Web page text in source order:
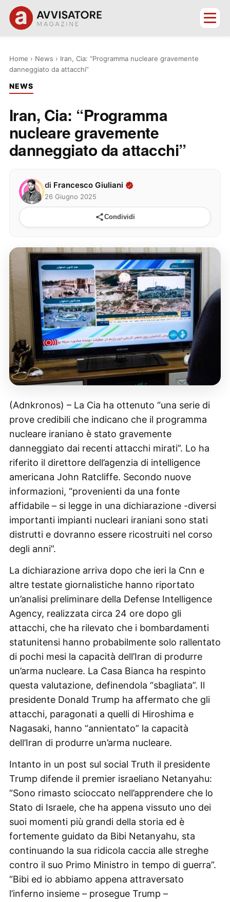
Home › News › Iran, Cia: “Programma nucleare gravemente
danneggiato da attacchi”
NEWS
Iran, Cia: “Programma
nucleare gravemente
danneggiato da attacchi”
di Francesco Giuliani
26 Giugno 2025
Condividi
(Adnkronos) – La Cia ha ottenuto “una serie di
prove credibili che indicano che il programma
nucleare iraniano è stato gravemente
danneggiato dai recenti attacchi mirati”. Lo ha
riferito il direttore dell’agenzia di intelligence
americana John Ratcliffe. Secondo nuove
informazioni, “provenienti da una fonte
affidabile – si legge in una dichiarazione -diversi
importanti impianti nucleari iraniani sono stati
distrutti e dovranno essere ricostruiti nel corso
degli anni”.
La dichiarazione arriva dopo che ieri la Cnn e
altre testate giornalistiche hanno riportato
un’analisi preliminare della Defense Intelligence
Agency, realizzata circa 24 ore dopo gli
attacchi, che ha rilevato che i bombardamenti
statunitensi hanno probabilmente solo rallentato
di pochi mesi la capacità dell’Iran di produrre
un’arma nucleare. La Casa Bianca ha respinto
questa valutazione, definendola “sbagliata”. Il
presidente Donald Trump ha affermato che gli
attacchi, paragonati a quelli di Hiroshima e
Nagasaki, hanno “annientato” la capacità
dell’Iran di produrre un’arma nucleare.
Intanto in un post sul social Truth il presidente
Trump difende il premier israeliano Netanyahu:
“Sono rimasto scioccato nell’apprendere che lo
Stato di Israele, che ha appena vissuto uno dei
suoi momenti più grandi della storia ed è
fortemente guidato da Bibi Netanyahu, sta
continuando la sua ridicola caccia alle streghe
contro il suo Primo Ministro in tempo di guerra”.
“Bibi ed io abbiamo appena attraversato
l’inferno insieme – prosegue Trump –